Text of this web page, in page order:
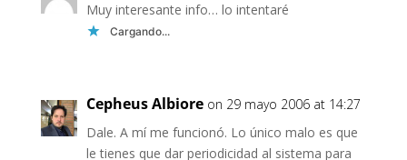
Muy interesante info… lo intentaré
Cargando...
Cepheus Albiore on 29 mayo 2006 at 14:27
Dale. A mí me funcionó. Lo único malo es que
le tienes que dar periodicidad al sistema para